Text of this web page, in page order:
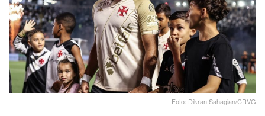
Foto: Dikran Sahagian/CRVG